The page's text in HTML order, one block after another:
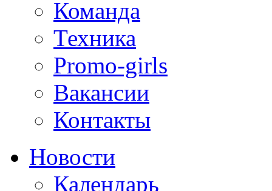
Команда
Техника
Promo-girls
Вакансии
Контакты
Новости
Календарь